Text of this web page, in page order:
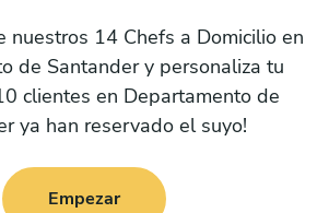
nuestros 14 Chefs a Domicilio en
de Santander y personaliza tu
clientes en Departamento de
ya han reservado el suyo!
Empezar